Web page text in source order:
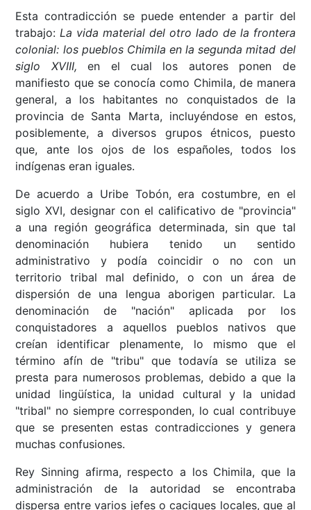
Esta contradicción se puede entender a partir del
trabajo: La vida material del otro lado de la frontera
colonial: los pueblos Chimila en la segunda mitad del
siglo XVIII,en el cual los autores ponen de
manifiesto que se conocía como Chimila, de manera
general, a los habitantes no conquistados de la
provincia de Santa Marta, incluyéndose en estos,
posiblemente, a diversos grupos étnicos, puesto
que, ante los ojos de los españoles, todos los
indígenas eran iguales.
De acuerdo a Uribe Tobón, era costumbre, en el
siglo XVI, designar con el calificativo de "provincia"
a una región geográfica determinada, sin que tal
denominación hubiera tenido un sentido
administrativo y podía coincidir o no con un
territorio tribal mal definido, o con un área de
dispersión de una lengua aborigen particular. La
denominación de "nación" aplicada por los
conquistadores a aquellos pueblos nativos que
creían identificar plenamente, lo mismo que el
término afín de "tribu" que todavía se utiliza se
presta para numerosos problemas, debido a que la
unidad lingüística, la unidad cultural y la unidad
"tribal" no siempre corresponden, lo cual contribuye
que se presenten estas contradicciones y genera
muchas confusiones.
Rey Sinning afirma, respecto a los Chimila, que la
administración de la autoridad se encontraba
dispersa entre varios jefes o caciques locales, que al